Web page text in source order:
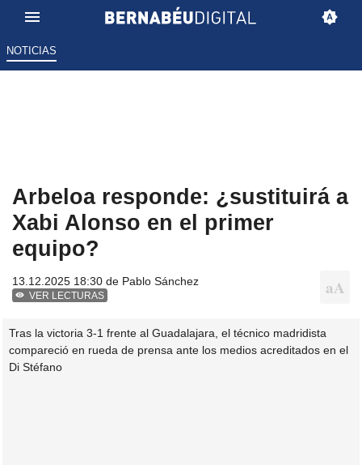
NOTICIAS
Arbeloa responde: ¿sustituirá a
Xabi Alonso en el primer
equipo?
13.12.2025 18:30 de Pablo Sánchez
VER LECTURAS
Tras la victoria 3-1 frente al Guadalajara, el técnico madridista
compareció en rueda de prensa ante los medios acreditados en el
Di Stéfano